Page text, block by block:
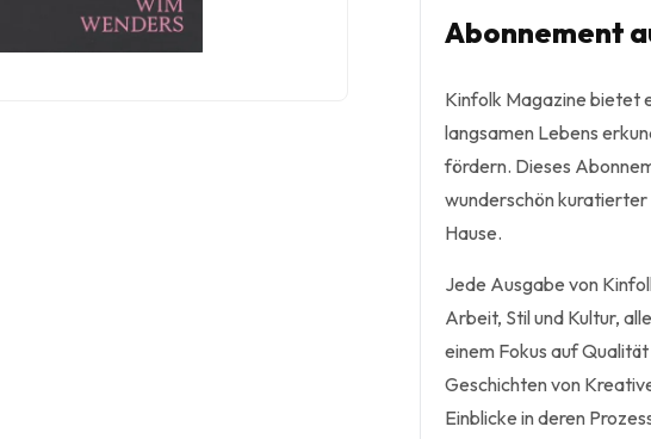
Abonnement
Kinfolk Magazine bietet
langsamen Lebens
fördern. Dieses
wunderschön
Hause.
Jede Ausgabe von
Arbeit, Stil und Kultur,
einem Fokus auf
Geschichten von
Einblicke in deren